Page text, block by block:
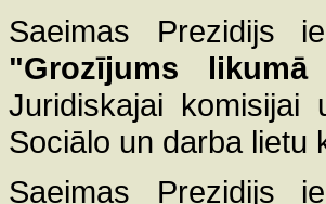
Saeimas Prezidijs
"Grozījums
Juridiskajai
Sociālo un darba lietu
Saeimas Prezidijs